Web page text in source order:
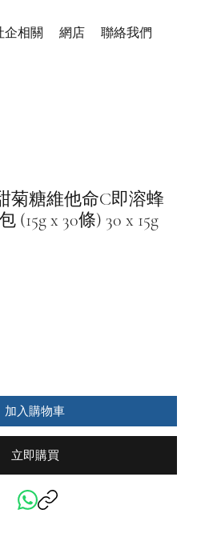
企相關 網店 聯絡我們
菊糖維他命C即溶蜂
(15g x 30條) 30 x 15g
加入購物車
立即購買